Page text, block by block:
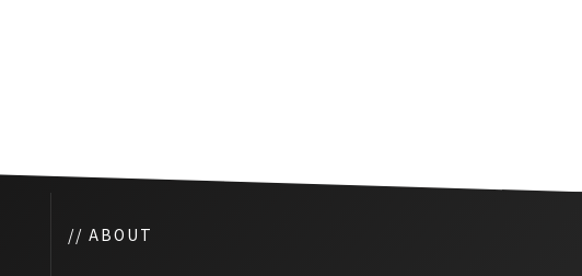
// ABOUT